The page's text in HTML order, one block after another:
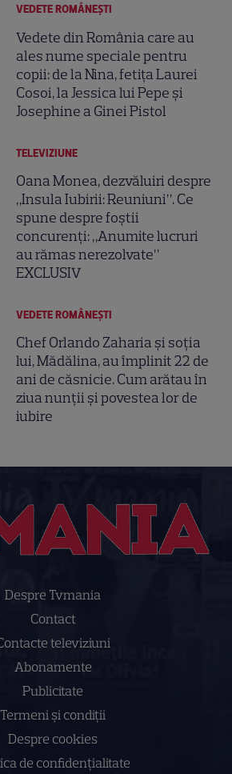
VEDETE ROMÂNEŞTI
Vedete din România care au
ales nume speciale pentru
copii: de la Nina, fetița Laurei
Cosoi, la Jessica lui Pepe și
Josephine a Ginei Pistol
TELEVIZIUNE
Oana Monea, dezvăluiri despre
„Insula Iubirii: Reuniuni”. Ce
spune despre foștii
concurenți: „Anumite lucruri
au rămas nerezolvate”
EXCLUSIV
VEDETE ROMÂNEŞTI
Chef Orlando Zaharia și soția
lui, Mădălina, au împlinit 22 de
ani de căsnicie. Cum arătau în
ziua nunții și povestea lor de
iubire
Despre Tvmania
Contact
televiziuni
Abonamente
Publicitate
Termeni și condiții
Despre cookies
de confidenţialitate